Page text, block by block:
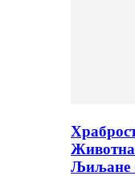
Животна
Љиљане